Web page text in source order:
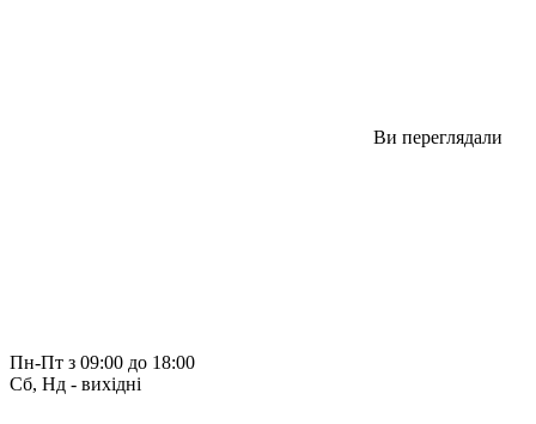
Ви переглядали
Пн-Пт з 09:00 до 18:00
Сб, Нд - вихідні